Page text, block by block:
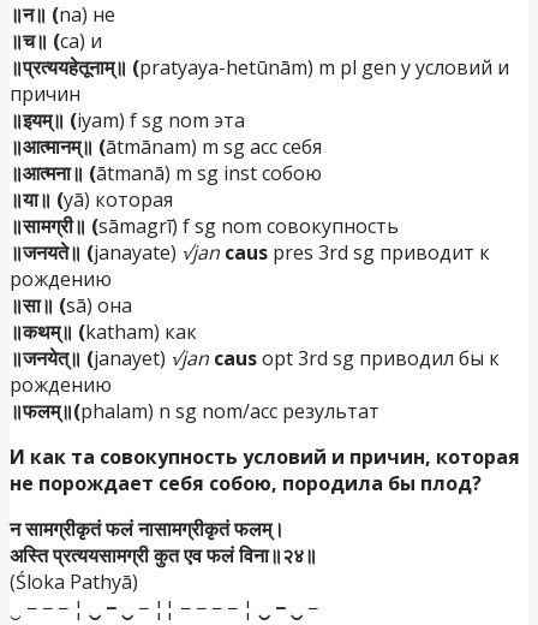
॥न॥ (na) не
॥च॥ (ca) и
॥प्रत्ययहेतूनाम्॥ (pratyaya-hetūnām) m pl gen у условий и
причин
॥इयम्॥ (iyam) f sg nom эта
॥आत्मानम्॥ (ātmānam) m sg acc себя
॥आत्मना॥ (ātmanā) m sg inst собою
॥या॥ (yā) которая
॥सामग्री॥ (sāmagrī) f sg nom совокупность
॥जनयते॥ (janayate) √jan caus pres 3rd sg приводит к
рождению
॥सा॥ (sā) она
॥कथम्॥ (katham) как
॥जनयेत्॥ (janayet) √jan causopt 3rd sg приводил бы к
рождению
॥फलम्॥(phalam) n sg nom/acc результат
И как та совокупность условий и причин, которая
не порождает себя собою, породила бы плод?
न सामग्रीकृतं फलं नासामग्रीकृतं फलम्।
अस्ति प्रत्ययसामग्री कुत एव फलं विना॥२४॥
(Śloka Pathyā)
‿ − − − ¦ ‿ − ‿ − ¦¦ − − − − ¦ ‿ − ‿ −